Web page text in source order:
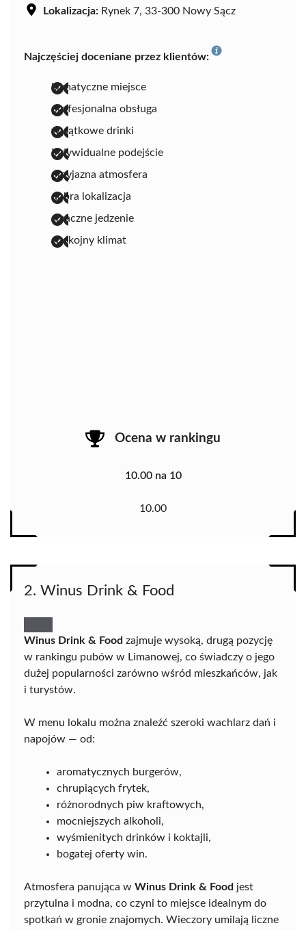
Lokalizacja: Rynek 7, 33-300 Nowy Sącz
Najczęściej doceniane przez klientów:
klimatyczne miejsce
profesjonalna obsługa
wyjątkowe drinki
indywidualne podejście
przyjazna atmosfera
dobra lokalizacja
smaczne jedzenie
spokojny klimat
Ocena w rankingu
10.00 na 10
10.00
2. Winus Drink & Food
Winus Drink & Food zajmuje wysoką, drugą pozycję
w rankingu pubów w Limanowej, co świadczy o jego
dużej popularności zarówno wśród mieszkańców, jak
i turystów.
W menu lokalu można znaleźć szeroki wachlarz dań i
napojów — od:
aromatycznych burgerów,
chrupiących frytek,
różnorodnych piw kraftowych,
mocniejszych alkoholi,
wyśmienitych drinków i koktajli,
bogatej oferty win.
Atmosfera panująca w Winus Drink & Food jest
przytulna i modna, co czyni to miejsce idealnym do
spotkań w gronie znajomych. Wieczory umilają liczne